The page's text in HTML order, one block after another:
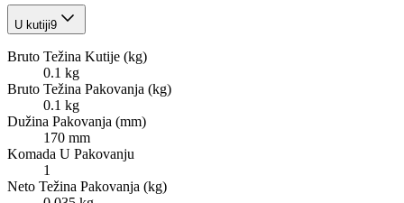
U kutiji9
Bruto Težina Kutije (kg)
0.1 kg
Bruto Težina Pakovanja (kg)
0.1 kg
Dužina Pakovanja (mm)
170 mm
Komada U Pakovanju
1
Neto Težina Pakovanja (kg)